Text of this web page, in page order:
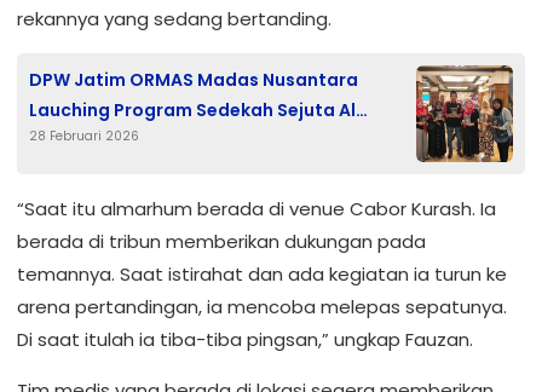
rekannya yang sedang bertanding.
DPW Jatim ORMAS Madas Nusantara
Lauching Program Sedekah Sejuta Al
Qur’an di Quds Royal Hotel
28 Februari 2026
“Saat itu almarhum berada di venue Cabor Kurash. Ia
berada di tribun memberikan dukungan pada
temannya. Saat istirahat dan ada kegiatan ia turun ke
arena pertandingan, ia mencoba melepas sepatunya.
Di saat itulah ia tiba-tiba pingsan,” ungkap Fauzan.